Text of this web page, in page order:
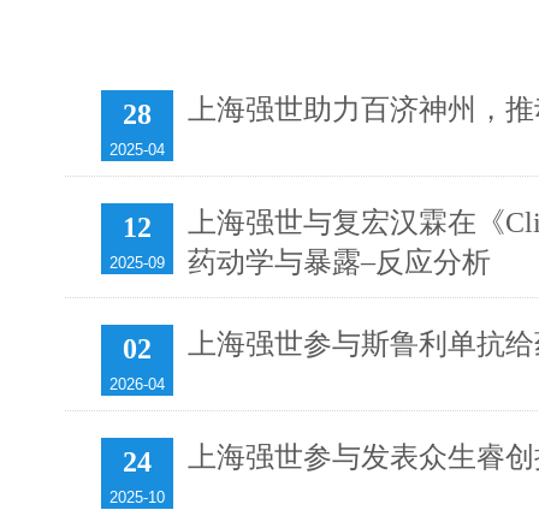
28
2025-04
上海强世助力百济神州，
12
2025-09
上海强世与复宏汉霖在《
药动学与暴露–反应分析
02
2026-04
上海强世参与斯鲁利单抗
24
2025-10
上海强世参与发表众生睿